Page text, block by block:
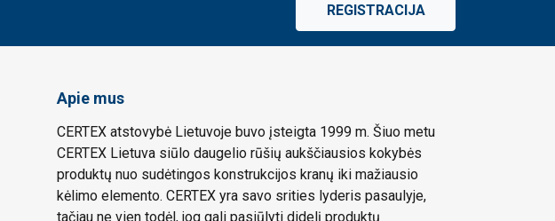
REGISTRACIJA
Apie mus
CERTEX atstovybė Lietuvoje buvo įsteigta 1999 m. Šiuo metu
CERTEX Lietuva siūlo daugelio rūšių aukščiausios kokybės
produktų nuo sudėtingos konstrukcijos kranų iki mažiausio
kėlimo elemento. CERTEX yra savo srities lyderis pasaulyje,
tačiau ne vien todėl, jog gali pasiūlyti didelį produktų